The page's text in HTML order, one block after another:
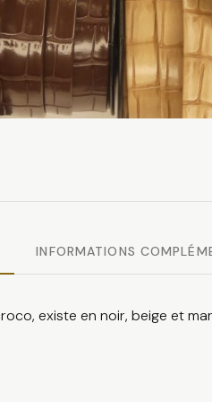
INFORMATIONS
existe en noir, beige et